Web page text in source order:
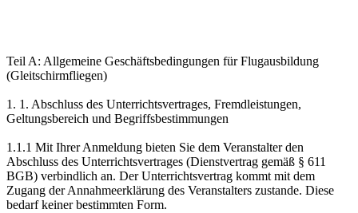
Teil A: Allgemeine Geschäftsbedingungen für Flugausbildung
(Gleitschirmfliegen)
1. 1. Abschluss des Unterrichtsvertrages, Fremdleistungen,
Geltungsbereich und Begriffsbestimmungen
1.1.1 Mit Ihrer Anmeldung bieten Sie dem Veranstalter den
Abschluss des Unterrichtsvertrages (Dienstvertrag gemäß § 611
BGB) verbindlich an. Der Unterrichtsvertrag kommt mit dem
Zugang der Annahmeerklärung des Veranstalters zustande. Diese
bedarf keiner bestimmten Form.